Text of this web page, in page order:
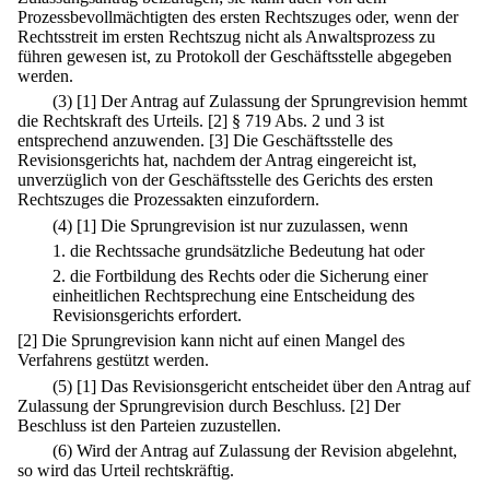
Prozessbevollmächtigten des ersten Rechtszuges oder, wenn der
Rechtsstreit im ersten Rechtszug nicht als Anwaltsprozess zu
führen gewesen ist, zu Protokoll der Geschäftsstelle abgegeben
werden.
(3) [1] Der Antrag auf Zulassung der Sprungrevision hemmt
die Rechtskraft des Urteils. [2] § 719 Abs. 2 und 3 ist
entsprechend anzuwenden. [3] Die Geschäftsstelle des
Revisionsgerichts hat, nachdem der Antrag eingereicht ist,
unverzüglich von der Geschäftsstelle des Gerichts des ersten
Rechtszuges die Prozessakten einzufordern.
(4) [1] Die Sprungrevision ist nur zuzulassen, wenn
1. die Rechtssache grundsätzliche Bedeutung hat oder
2. die Fortbildung des Rechts oder die Sicherung einer
einheitlichen Rechtsprechung eine Entscheidung des
Revisionsgerichts erfordert.
[2] Die Sprungrevision kann nicht auf einen Mangel des
Verfahrens gestützt werden.
(5) [1] Das Revisionsgericht entscheidet über den Antrag auf
Zulassung der Sprungrevision durch Beschluss. [2] Der
Beschluss ist den Parteien zuzustellen.
(6) Wird der Antrag auf Zulassung der Revision abgelehnt,
so wird das Urteil rechtskräftig.